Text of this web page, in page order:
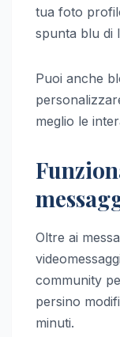
tua foto
spunta blu di
Puoi anche
meglio le
Oltre ai
community
persino
minuti.